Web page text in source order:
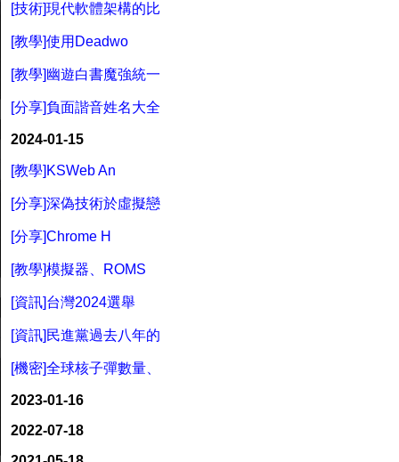
[技術]現代軟體架構的比
[教學]使用Deadwo
[教學]幽遊白書魔強統一
[分享]負面諧音姓名大全
2024-01-15
[教學]KSWeb An
[分享]深偽技術於虛擬戀
[分享]Chrome H
[教學]模擬器、ROMS
[資訊]台灣2024選舉
[資訊]民進黨過去八年的
[機密]全球核子彈數量、
2023-01-16
2022-07-18